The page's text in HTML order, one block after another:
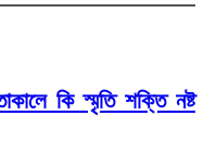
কি স্মৃতি শক্তি নষ্ট